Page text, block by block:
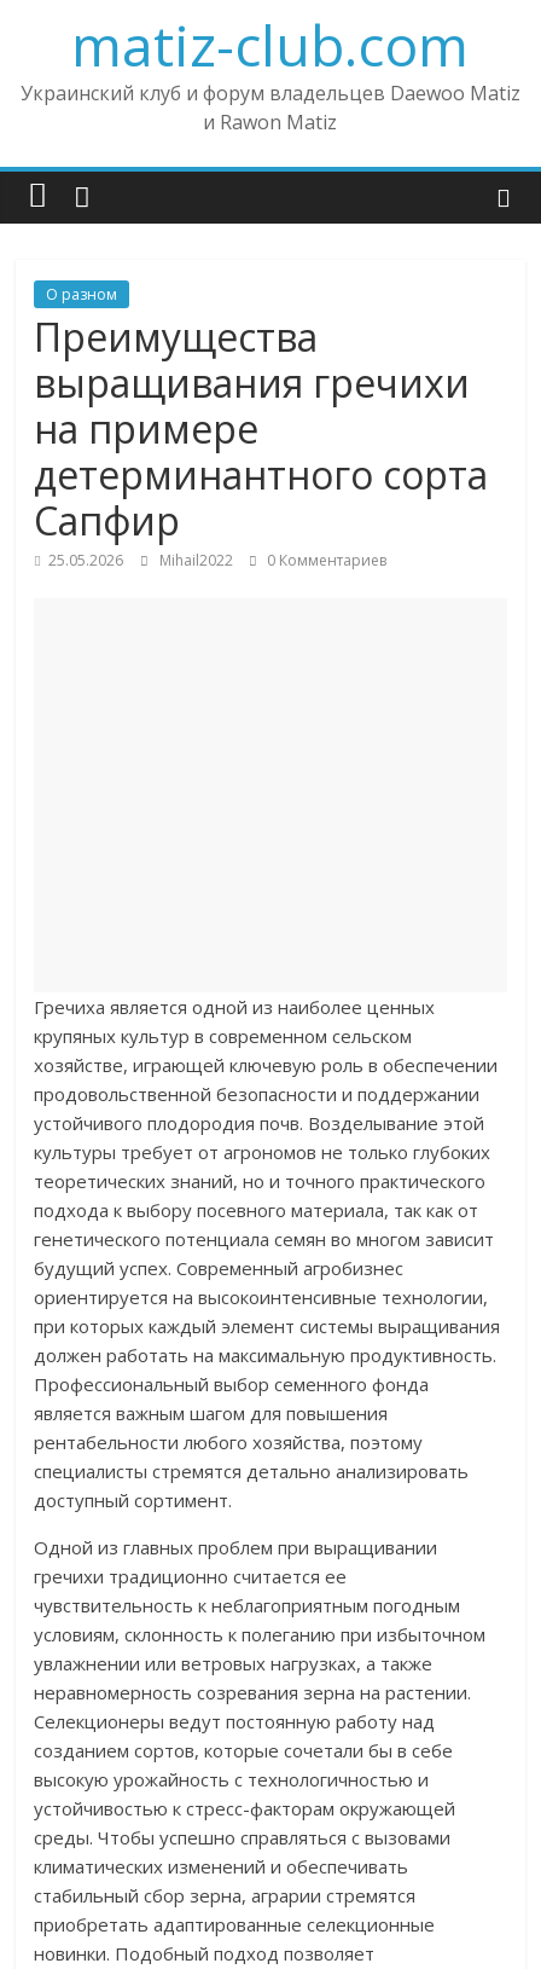
matiz-club.com
Украинский клуб и форум владельцев Daewoo Matiz
и Rawon Matiz
О разном
Преимущества
выращивания гречихи
на примере
детерминантного сорта
Сапфир
25.05.2026 Mihail2022 0 Комментариев
Гречиха является одной из наиболее ценных
крупяных культур в современном сельском
хозяйстве, играющей ключевую роль в обеспечении
продовольственной безопасности и поддержании
устойчивого плодородия почв. Возделывание этой
культуры требует от агрономов не только глубоких
теоретических знаний, но и точного практического
подхода к выбору посевного материала, так как от
генетического потенциала семян во многом зависит
будущий успех. Современный агробизнес
ориентируется на высокоинтенсивные технологии,
при которых каждый элемент системы выращивания
должен работать на максимальную продуктивность.
Профессиональный выбор семенного фонда
является важным шагом для повышения
рентабельности любого хозяйства, поэтому
специалисты стремятся детально анализировать
доступный сортимент.
Одной из главных проблем при выращивании
гречихи традиционно считается ее
чувствительность к неблагоприятным погодным
условиям, склонность к полеганию при избыточном
увлажнении или ветровых нагрузках, а также
неравномерность созревания зерна на растении.
Селекционеры ведут постоянную работу над
созданием сортов, которые сочетали бы в себе
высокую урожайность с технологичностью и
устойчивостью к стресс-факторам окружающей
среды. Чтобы успешно справляться с вызовами
климатических изменений и обеспечивать
стабильный сбор зерна, аграрии стремятся
приобретать адаптированные селекционные
новинки. Подобный подход позволяет